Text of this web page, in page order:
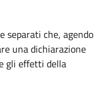
separati che, agendo
una dichiarazione
gli effetti della